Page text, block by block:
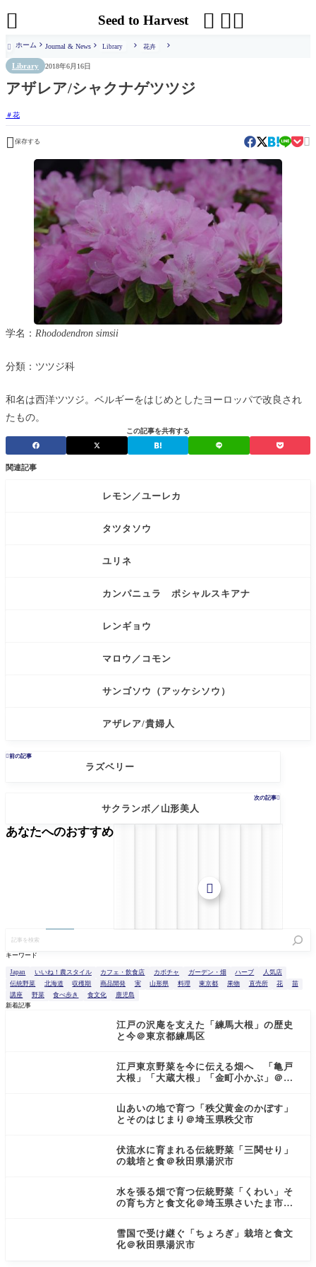
Seed to Harvest  

 ホーム Journal & News Library 花卉
Library 2018年6月16日
アザレア/シャクナゲツツジ
花
 保存する 
学名： Rhododendron simsii
分類：ツツジ科
和名は西洋ツツジ。ベルギーをはじめとしたヨーロッパで改良され
たもの。
この記事を共有する
関連記事
レモン／ユーレカ
タツタソウ
ユリネ
カンパニュラ ポシャルスキアナ
レンギョウ
マロウ／コモン
サンゴソウ（アッケシソウ）
アザレア/貴婦人
前の記事
ラズベリー
次の記事
サクランボ／山形美人
を
索
キーワード
Japan いいね！農スタイル カフェ・飲食店 カボチャ ガーデン・畑 ハーブ
人気店
伝統野菜
北海道 収穫期 商品開発 実 山形県 料理 東京都 果物 直売所 花
苗
講座
野菜 食べ歩き 食文化
鹿児島
新着記事
江戸の沢庵を支えた「練馬大根」の歴史
と今＠東京都練馬区
江戸東京野菜を今に伝える畑へ 「亀戸
大根」「大蔵大根」「金町小かぶ」＠東
山あいの地で育つ「秩父黄金のかぼす」
とそのはじまり＠埼玉県秩父市
伏流水に育まれる伝統野菜「三関せり」
の栽培と食＠秋田県湯沢市
水を張る畑で育つ伝統野菜「くわい」そ
の育ち方と食文化＠埼玉県さいたま市見
雪国で受け継ぐ「ちょろぎ」栽培と食文
化＠秋田県湯沢市
あなたへのおすすめ
